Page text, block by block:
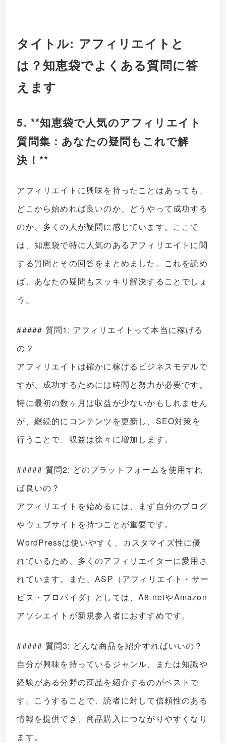
タイトル: アフィリエイトと
は？知恵袋でよくある質問に答
えます
5. **知恵袋で人気のアフィリエイト
質問集：あなたの疑問もこれで解
決！**
アフィリエイトに興味を持ったことはあっても、
どこから始めれば良いのか、どうやって成功する
のか、多くの人が疑問に感じています。ここで
は、知恵袋で特に人気のあるアフィリエイトに関
する質問とその回答をまとめました。これを読め
ば、あなたの疑問もスッキリ解決することでしょ
う。
##### 質問1: アフィリエイトって本当に稼げる
の？
アフィリエイトは確かに稼げるビジネスモデルで
すが、成功するためには時間と努力が必要です。
特に最初の数ヶ月は収益が少ないかもしれません
が、継続的にコンテンツを更新し、SEO対策を
行うことで、収益は徐々に増加します。
##### 質問2: どのプラットフォームを使用すれ
ば良いの？
アフィリエイトを始めるには、まず自分のブログ
やウェブサイトを持つことが重要です。
WordPressは使いやすく、カスタマイズ性に優
れているため、多くのアフィリエイターに愛用さ
れています。また、ASP（アフィリエイト・サー
ビス・プロバイダ）としては、A8.netやAmazon
アソシエイトが新規参入者におすすめです。
##### 質問3: どんな商品を紹介すればいいの？
自分が興味を持っているジャンル、または知識や
経験がある分野の商品を紹介するのがベストで
す。こうすることで、読者に対して信頼性のある
情報を提供でき、商品購入につながりやすくなり
ます。